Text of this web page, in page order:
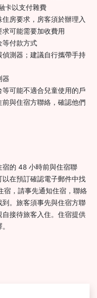
卡以支付雜費
房要求，房客須於辦理入
可能需要加收費用
等付款方式
測器；建議自行攜帶手持
器
可能不適合兒童使用的戶
與住宿方聯絡，確認他們
宿的 48 小時前與住宿聯
在預訂確認電子郵件中找
宿，請事先通知住宿，聯絡
。旅客須事先與住宿方聯
接待旅客入住。住宿提供